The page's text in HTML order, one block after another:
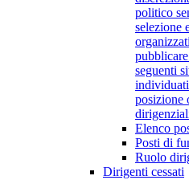
politico
selezione
seguenti
posizione
Elenco
Posti di
Ruolo
Dirigenti cessati